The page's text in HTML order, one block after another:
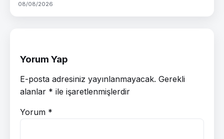
08/08/2026
Yorum Yap
E-posta adresiniz yayınlanmayacak. Gerekli
alanlar * ile işaretlenmişlerdir
Yorum *